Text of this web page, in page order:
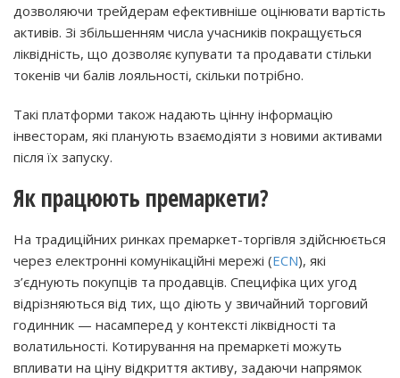
дозволяючи трейдерам ефективніше оцінювати вартість
активів. Зі збільшенням числа учасників покращується
ліквідність, що дозволяє купувати та продавати стільки
токенів чи балів лояльності, скільки потрібно.
Такі платформи також надають цінну інформацію
інвесторам, які планують взаємодіяти з новими активами
після їх запуску.
Як працюють премаркети?
На традиційних ринках премаркет-торгівля здійснюється
через електронні комунікаційні мережі (ECN), які
з’єднують покупців та продавців. Специфіка цих угод
відрізняються від тих, що діють у звичайний торговий
годинник — насамперед у контексті ліквідності та
волатильності. Котирування на премаркеті можуть
впливати на ціну відкриття активу, задаючи напрямок